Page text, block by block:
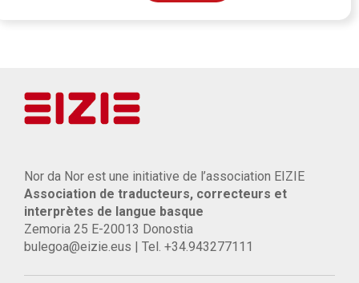
Nor da Nor est une initiative de l’association EIZIE
Association de traducteurs, correcteurs et
interprètes de langue basque
Zemoria 25 E-20013 Donostia
bulegoa@eizie.eus | Tel. +34.943277111